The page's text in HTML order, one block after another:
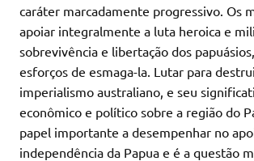
caráter marcadamente progressivo. Os
apoiar integralmente a luta heroica e
sobrevivência e libertação dos
esforços de esmaga-la. Lutar para
imperialismo australiano, e seu
econômico e político sobre a região do
papel importante a desempenhar no
independência da Papua e é a questão